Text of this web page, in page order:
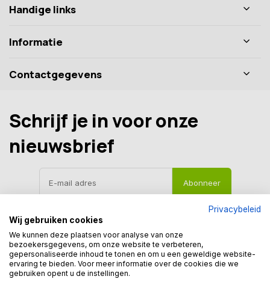
Handige links
Informatie
Contactgegevens
Schrijf je in voor onze
nieuwsbrief
Abonneer
Privacybeleid
Wij gebruiken cookies
We kunnen deze plaatsen voor analyse van onze
bezoekersgegevens, om onze website te verbeteren,
gepersonaliseerde inhoud te tonen en om u een geweldige website-
ervaring te bieden. Voor meer informatie over de cookies die we
gebruiken opent u de instellingen.